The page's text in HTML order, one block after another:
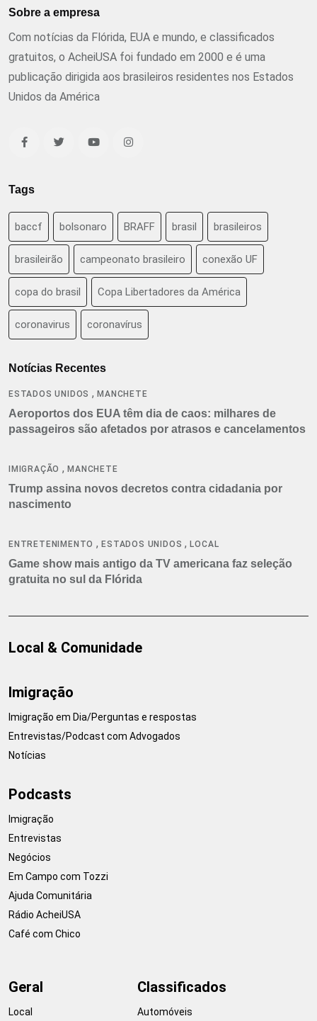
Sobre a empresa
Com notícias da Flórida, EUA e mundo, e classificados
gratuitos, o AcheiUSA foi fundado em 2000 e é uma
publicação dirigida aos brasileiros residentes nos Estados
Unidos da América
Tags
baccf bolsonaro BRAFF brasil brasileiros
brasileirão campeonato brasileiro conexão UF
copa do brasil Copa Libertadores da América
coronavirus coronavírus
Notícias Recentes
ESTADOS UNIDOS ,MANCHETE
Aeroportos dos EUA têm dia de caos: milhares de
passageiros são afetados por atrasos e cancelamentos
IMIGRAÇÃO ,MANCHETE
Trump assina novos decretos contra cidadania por
nascimento
ENTRETENIMENTO ,ESTADOS UNIDOS ,LOCAL
Game show mais antigo da TV americana faz seleção
gratuita no sul da Flórida
Local & Comunidade
Imigração
Imigração em Dia/Perguntas e respostas
Entrevistas/Podcast com Advogados
Notícias
Podcasts
Imigração
Entrevistas
Negócios
Em Campo com Tozzi
Ajuda Comunitária
Rádio AcheiUSA
Café com Chico
Geral
Local
Classificados
Automóveis